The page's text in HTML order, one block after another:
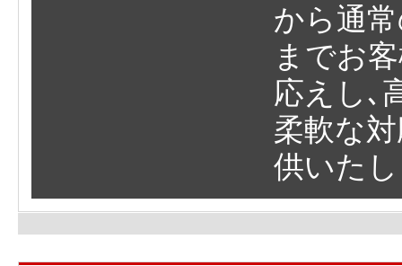
から通
までお
応えし､
柔軟な
供いた